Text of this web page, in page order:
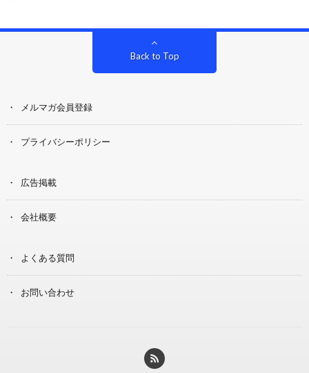
Back to Top
メルマガ会員登録
プライバシーポリシー
広告掲載
会社概要
よくある質問
お問い合わせ